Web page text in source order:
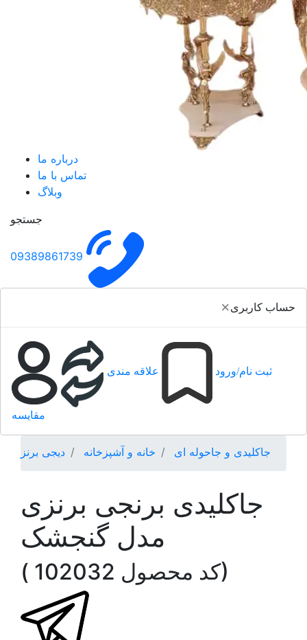
درباره ما
تماس با ما
وبلاگ
جستجو
09389861739
×حساب کاربری
ثبت نام/ورود علاقه مندی
مقایسه
دیجی برنز خانه و آشپزخانه جاکلیدی و جاحوله ای
جاکلیدی برنجی برنزی
مدل گنجشک
( کد محصول 102032)